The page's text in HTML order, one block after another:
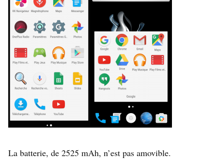
La batterie, de 2525 mAh, n’est pas amovible.